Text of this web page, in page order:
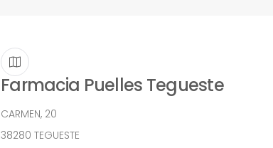
Farmacia Puelles Tegueste
CARMEN, 20
38280 TEGUESTE